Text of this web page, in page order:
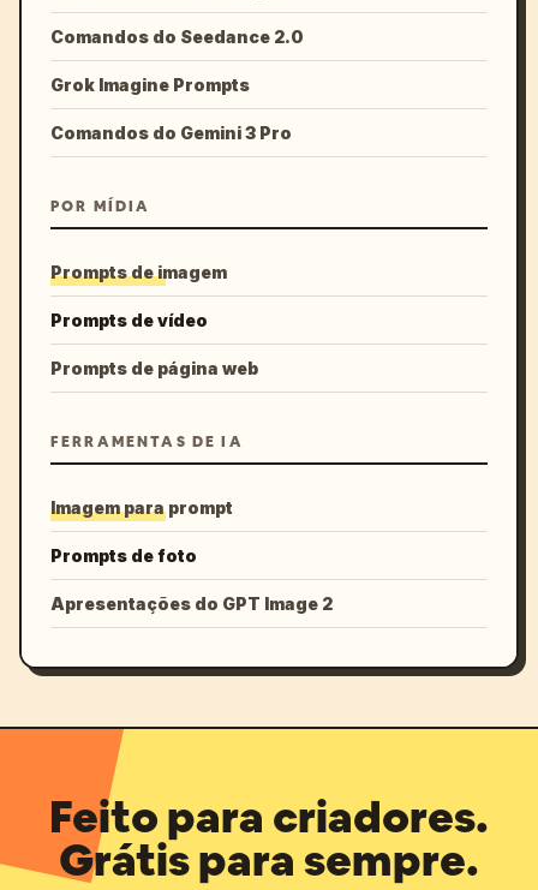
Comandos do Seedance 2.0
Grok Imagine Prompts
Comandos do Gemini 3 Pro
POR MÍDIA
Prompts de imagem
Prompts de vídeo
Prompts de página web
FERRAMENTAS DE IA
Imagem para prompt
Prompts de foto
Apresentações do GPT Image 2
Feito para criadores.
Grátis para sempre.